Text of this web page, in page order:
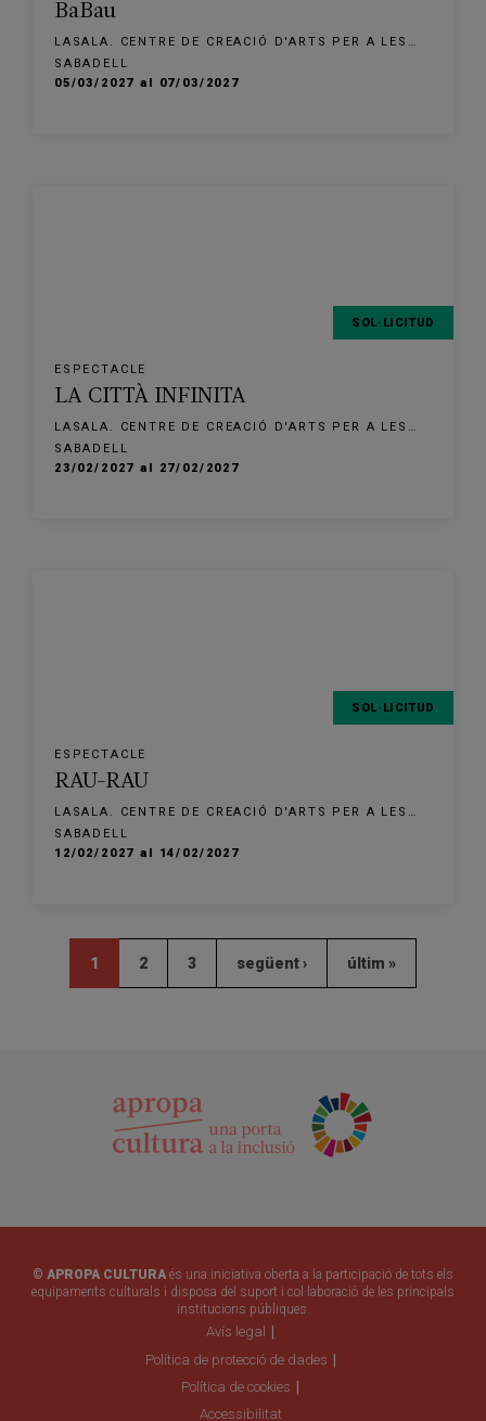
BaBau
LASALA. CENTRE DE CREACIÓ D'ARTS PER A LES
FAMÍLIES
SABADELL
05/03/2027 al 07/03/2027
SOL·LICITUD
ESPECTACLE
LA CITTÀ INFINITA
LASALA. CENTRE DE CREACIÓ D'ARTS PER A LES
FAMÍLIES
SABADELL
23/02/2027 al 27/02/2027
SOL·LICITUD
ESPECTACLE
RAU-RAU
LASALA. CENTRE DE CREACIÓ D'ARTS PER A LES
FAMÍLIES
SABADELL
12/02/2027 al 14/02/2027
1 2 3 següent › últim »
© APROPA CULTURA és una iniciativa oberta a la participació de tots els
equipaments culturals i disposa del suport i col·laboració de les principals
institucions públiques.
Avís legal
Política de protecció de dades
Política de cookies
Accessibilitat